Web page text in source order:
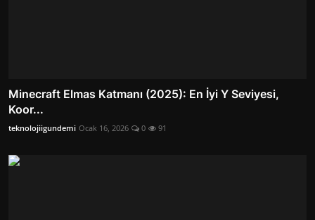
Minecraft Elmas Katmanı (2025): En İyi Y Seviyesi,
Koor...
teknolojiigundemi Ocak 16, 2026 0 91